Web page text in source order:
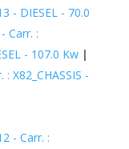
- DIESEL - 70.0
Carr. :
- 107.0 Kw|
X82_CHASSIS -
- Carr. :